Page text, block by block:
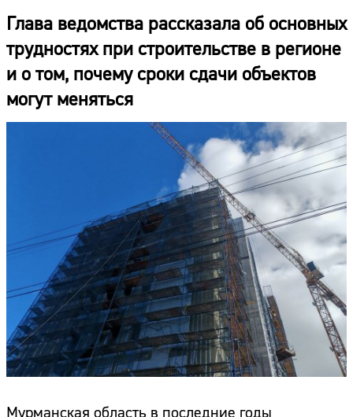
Глава ведомства рассказала об основных
трудностях при строительстве в регионе
и о том, почему сроки сдачи объектов
могут меняться
Мурманская область в последние годы